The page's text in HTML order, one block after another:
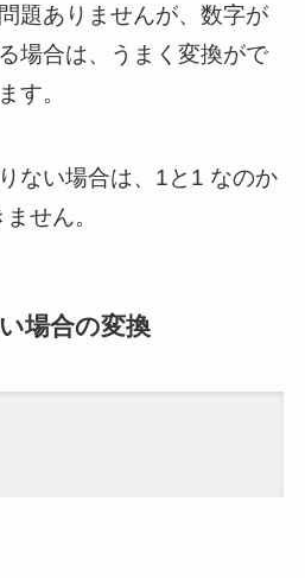
題ありませんが、数字が
場合は、うまく変換がで
す。
ない場合は、1と1 なのか
せん。
場合の変換